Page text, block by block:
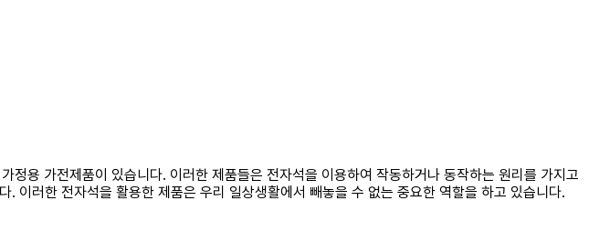
용 가전제품이 있습니다. 이러한 제품들은 전자석을 이용하여 작동하거나 동작하는 원리를 가지고
이러한 전자석을 활용한 제품은 우리 일상생활에서 빼놓을 수 없는 중요한 역할을 하고 있습니다.